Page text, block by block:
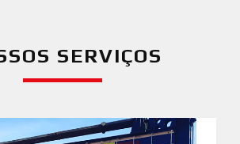
SERVIÇOS